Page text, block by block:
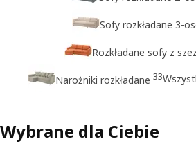
Sofy rozkładane 3-
Rozkładane sofy z
Narożniki rozkładane 33
Wybrane dla Ciebie